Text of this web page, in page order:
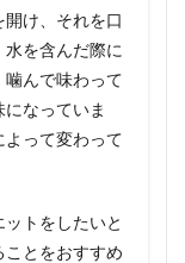
け、それを口
を含んだ際に
んで味わって
なっていま
って変わって
トをしたいと
とをおすすめ